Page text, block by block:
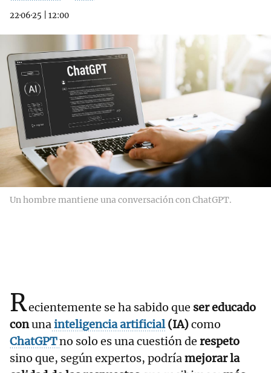
22·06·25 12:00
Un hombre mantiene una conversación con ChatGPT.
Recientemente se ha sabido que ser educado
conunainteligencia artificial(IA)como
ChatGPTno solo es una cuestión de respeto
sino que, según expertos, podríamejorar la